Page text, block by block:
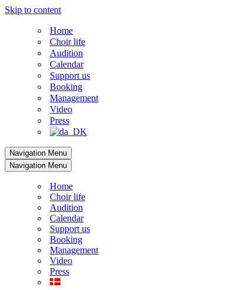
Skip to content
Home
Choir life
Audition
Calendar
Support us
Booking
Management
Video
Press
Navigation Menu
Navigation Menu
Home
Choir life
Audition
Calendar
Support us
Booking
Management
Video
Press